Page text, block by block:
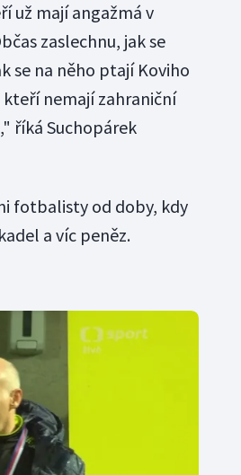
už mají angažmá v
zaslechnu, jak se
se na něho ptají Koviho
nemají zahraniční
říká Suchopárek
fotbalisty od doby, kdy
a víc peněz.